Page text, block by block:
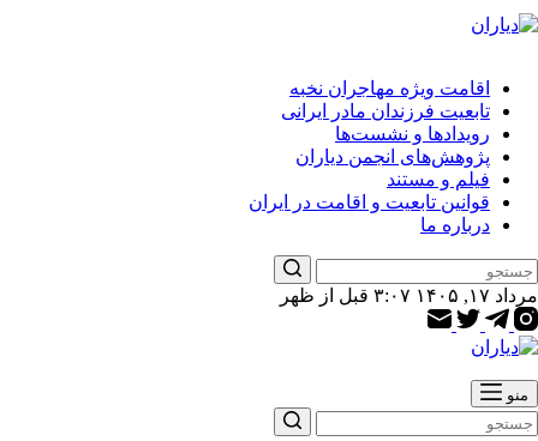
اقامت ویژه مهاجران نخبه
تابعیت فرزندان مادر ایرانی
رویدادها و نشست‌ها
پژوهش‌های انجمن دیاران
فیلم و مستند
قوانین تابعیت و اقامت در ایران
درباره ما
مرداد ۱۷, ۱۴۰۵ ۳:۰۷ قبل از ظهر
منو